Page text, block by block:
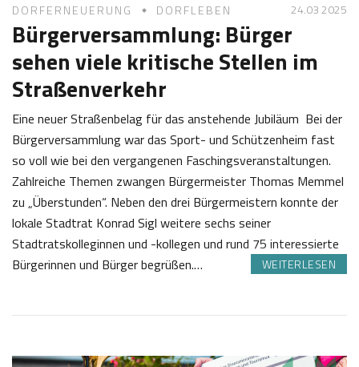
DORFERNEUERUNG DORFLEBEN 24.03 2025
Bürgerversammlung: Bürger
sehen viele kritische Stellen im
Straßenverkehr
Eine neuer Straßenbelag für das anstehende Jubiläum Bei der
Bürgerversammlung war das Sport- und Schützenheim fast
so voll wie bei den vergangenen Faschingsveranstaltungen.
Zahlreiche Themen zwangen Bürgermeister Thomas Memmel
zu „Überstunden“. Neben den drei Bürgermeistern konnte der
lokale Stadtrat Konrad Sigl weitere sechs seiner
Stadtratskolleginnen und -kollegen und rund 75 interessierte
Bürgerinnen und Bürger begrüßen.…
WEITERLESEN
4
0
o
e